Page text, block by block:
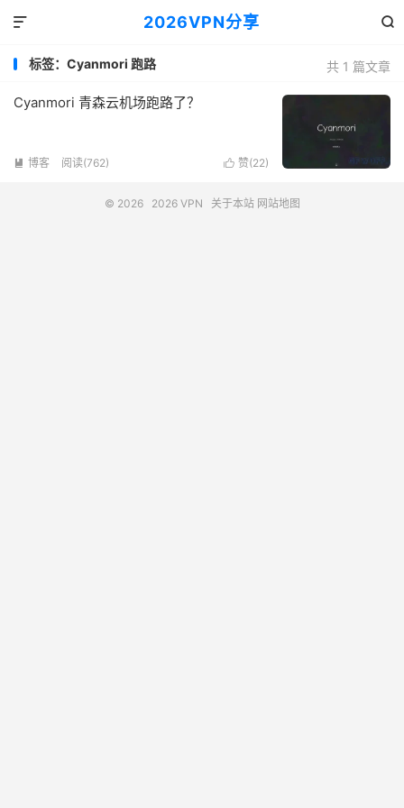
2026VPN分享 

共 1 篇文章
标签：Cyanmori 跑路
Cyanmori 青森云机场跑路了？
 赞(22)
 博客 阅读(762)
© 2026 2026 VPN 关于本站 网站地图